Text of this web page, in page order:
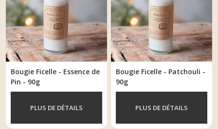
Bougie Ficelle - Essence de
Pin - 90g
PLUS DE DÉTAILS
Bougie Ficelle - Patchouli -
90g
PLUS DE DÉTAILS